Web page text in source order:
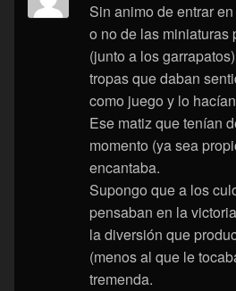
Sin animo de entrar
o no de las miniaturas
(junto a los
tropas que daban
como juego y lo
Ese matiz que tenían
momento (ya sea
encantaba.
Supongo que a los
pensaban en la
la diversión que
(menos al que le
tremenda.